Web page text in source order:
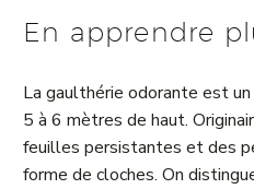
En apprendre
La gaulthérie odorante est
5 à 6 mètres de haut.
feuilles persistantes et des
forme de cloches. On